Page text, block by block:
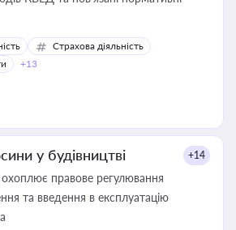
Страхова діяльність
+13
у будівництві +14
правове регулювання
та введення в експлуатацію